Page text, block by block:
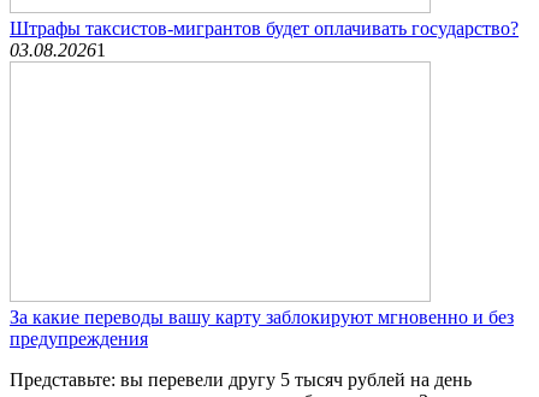
Штрафы таксистов-мигрантов будет оплачивать государство?
03.08.20261
За какие переводы вашу карту заблокируют мгновенно и без
предупреждения
Представьте: вы перевели другу 5 тысяч рублей на день